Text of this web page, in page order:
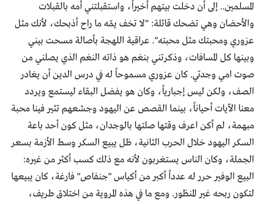
المسلمين.. إلى أن دخلت بيتهم أخيراً، واستقبلتني أمه بالقبلات
والأحضان وهي تضحك قائلة: "لا تخف يمّه ما راح أذبحك، لأنك مثل
عزوري ومحبتك مثل محبته". عراقية اللهجة بأصالة مسحت بيني
وبينها كل المسافات، وذكرتني بنغم هو ذاته النغم الذي يصلني من
صوت امي وجدتي. كان عزوري مسموحاً له في درس الدين أن يغادر
الصف، ولكن ليس إجبارياً، وكان هو يفضل البقاء ليستمع ويردد
معنا الآيات أحياناً، بينما القصص عن اليهود وجشعهم تثير فينا محبة
مبهمة، لم أكن اعرف وقتها صلتها بالوجدان، مثل كون أحد باعة
السكر اليهود خلال الحرب الثانية، ظل يبيع السكر وسط الأزمة بسعر
الجملة، وكان الناس يستغربون لأنه مع ذلك كسب أكثر من غيره:
البيع الوفير حرر له عدداً أكبر من أكياس "جنفاص" فارغة، كان يبيعها
لتكون ربحه غير المنظور. ومع ما في هذه المروية من اختلاق طريف،